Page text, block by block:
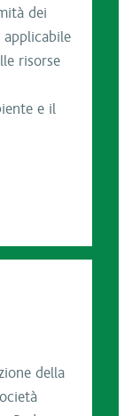
dei
applicabile
risorse
e il
della